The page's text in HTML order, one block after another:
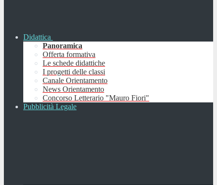
Didattica
Panoramica
Offerta formativa
Le schede didattiche
I progetti delle classi
Canale Orientamento
News Orientamento
Concorso Letterario "Mauro Fiori"
Pubblicità Legale